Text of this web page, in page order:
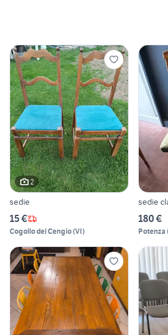
2
sedie
15 €
Cogollo del Cengio(VI)
sedie
180 €
Potenza